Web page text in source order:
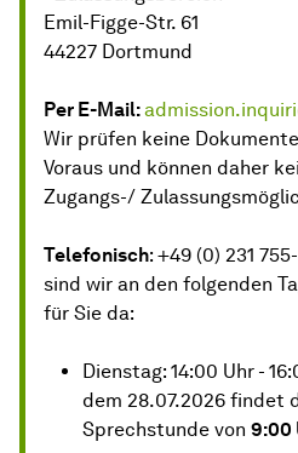
Emil-Figge-Str. 61
44227 Dortmund
Per E-Mail:
Wir prüfen keine
Voraus und können daher
Zugangs-/
Telefonisch: +49 (0) 231
sind wir an den folgenden
für Sie da:
Dienstag: 14:00 Uhr -
dem 28.07.2026 findet
Sprechstunde von 9:00